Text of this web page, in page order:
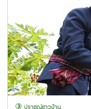
③ ปราชญ์ชาวบ้าน